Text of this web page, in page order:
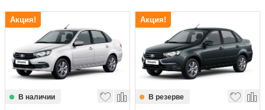
Акция!
В наличии
Акция!
В резерве